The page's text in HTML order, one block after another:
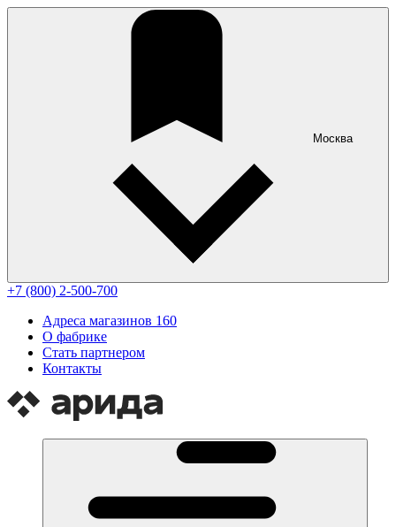
Москва
+7 (800) 2-500-700
Адреса магазинов 160
О фабрике
Стать партнером
Контакты